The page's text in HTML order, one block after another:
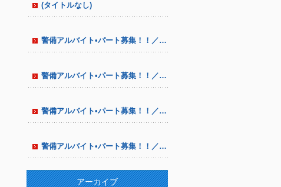
(タイトルなし)
警備アルバイト•パート募集！！／八尾市•東大阪 市にて／中高年シニア多数在籍／通信設備工事の警備
警備アルバイト•パート募集！！／八尾市•東大阪市にて／中高年シニア多数在籍 ／通信設備工事の警備
警備アルバイト•パート募集！！／八尾市•東大阪市にて／中高年シニア多数在籍 ／通信設備工事の警備
警備アルバイト•パート募集！！／八尾市•東大阪市にて／中高年シニア多数在籍 ／通信設備工事の警備
アーカイブ